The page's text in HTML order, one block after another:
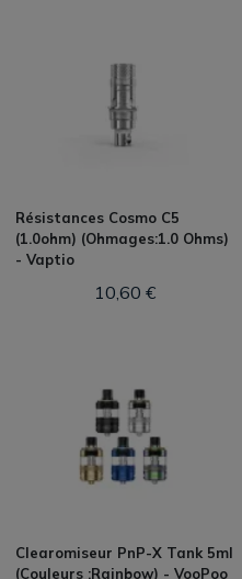
Résistances Cosmo C5
(1.0ohm) (Ohmages:1.0 Ohms)
- Vaptio
10,60 €
Clearomiseur PnP-X Tank 5ml
(Couleurs :Rainbow) - VooPoo